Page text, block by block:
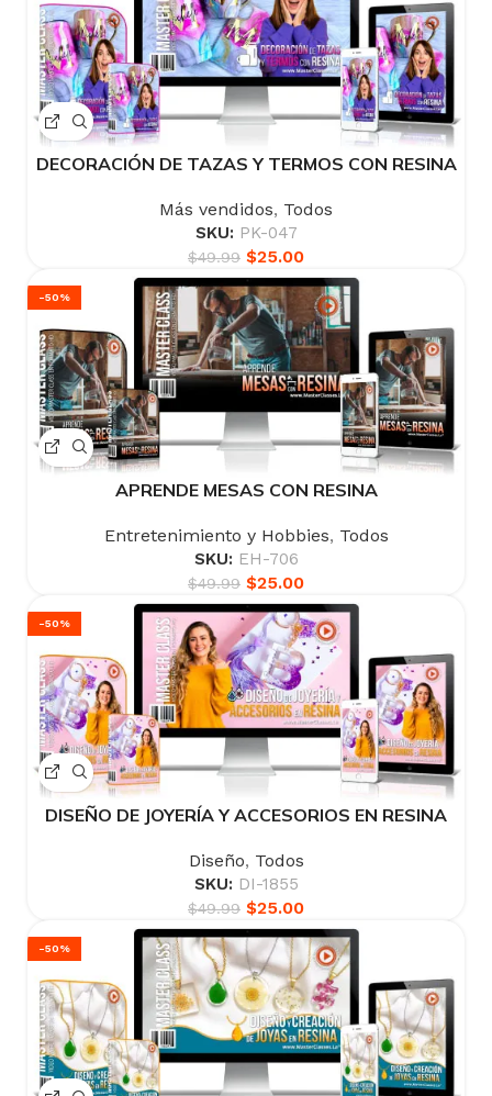
DECORACIÓN DE TAZAS Y TERMOS CON RESINA
Más vendidos, Todos
SKU: PK-047
$49.99 $25.00
-50%
APRENDE MESAS CON RESINA
Entretenimiento y Hobbies, Todos
SKU: EH-706
$49.99 $25.00
-50%
DISEÑO DE JOYERÍA Y ACCESORIOS EN RESINA
Diseño, Todos
SKU: DI-1855
$49.99 $25.00
-50%